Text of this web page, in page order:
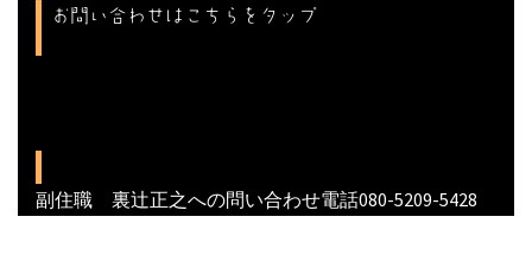
お問い合わせはこちらをタップ
副住職 裏辻正之への問い合わせ電話080-5209-5428